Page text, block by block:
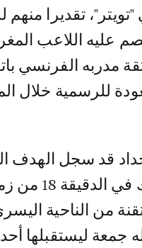
تقديرا منهم
عليه اللاعب
مدربه الفرنسي
للرسمية خلال
قد سجل الهدف
لنادي الزمالك
من الناحية
جمعة ليستقبلها